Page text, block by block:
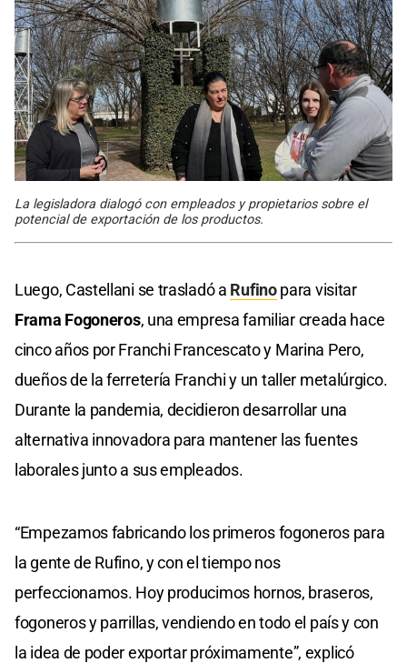
La legisladora dialogó con empleados y propietarios sobre el
potencial de exportación de los productos.
Luego, Castellani se trasladó a Rufinopara visitar
Frama Fogoneros, una empresa familiar creada hace
cinco años por Franchi Francescato y Marina Pero,
dueños de la ferretería Franchi y un taller metalúrgico.
Durante la pandemia, decidieron desarrollar una
alternativa innovadora para mantener las fuentes
laborales junto a sus empleados.
“Empezamos fabricando los primeros fogoneros para
la gente de Rufino, y con el tiempo nos
perfeccionamos. Hoy producimos hornos, braseros,
fogoneros y parrillas, vendiendo en todo el país y con
la idea de poder exportar próximamente”, explicó